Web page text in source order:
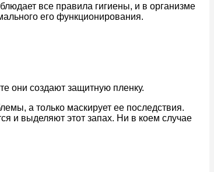
все правила гигиены, и в организме
его функционирования.
они создают защитную пленку.
а только маскирует ее последствия.
и выделяют этот запах. Ни в коем случае